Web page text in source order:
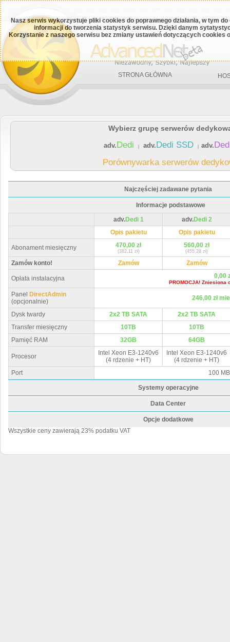
Nasz serwis wykorzystuje pliki cookies do poprawnego działania, w tym
informacji do tworzenia statystyk serwisu. Dzięki danym
Korzystanie z naszego serwisu bez zmiany ustawień dotyczących cookies
STRONA GŁÓWNA
Wybierz grupę serwerów
adv.Dedi adv.Dedi SSD adv.
Porównywarka serwerów
Najczęściej zadawane pytania
Informacje podstawowe
adv.Dedi 1 adv.Dedi 2
Opis pakietu
Opis pakietu
Abonament miesięczny 470,00 zł
(382,11 zł)
560,00 zł
(455,28 zł)
Zamów konto! Zamów Zamów
Opłata instalacyjna 0,00
PROMOCJA! Zniesiona
Panel
DirectAdmin
(opcjonalnie)
246,00 zł
Dysk twardy 2x2 TB SATA
2x2 TB SATA
Transfer miesięczny
10TB
10TB
Pamięć RAM
32GB 64GB
Procesor
Intel Xeon E3-1240v6
(4 rdzenie + HT)
Intel Xeon E3-1240v6
(4 rdzenie + HT)
Port
100
Systemy operacyjne
Data Center
Opcje dodatkowe
Wszystkie ceny zawierają 23% podatku VAT